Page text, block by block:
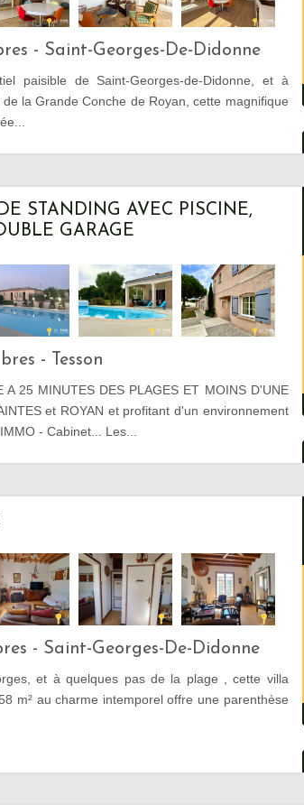
- Saint-Georges-De-Didonne
paisible de Saint-Georges-de-Didonne, et à
la Grande Conche de Royan, cette magnifique
STANDING AVEC PISCINE,
GARAGE
- Tesson
A 25 MINUTES DES PLAGES ET MOINS D'UNE
et ROYAN et profitant d'un environnement
- Cabinet... Les...
- Saint-Georges-De-Didonne
et à quelques pas de la plage , cette villa
m² au charme intemporel offre une parenthèse